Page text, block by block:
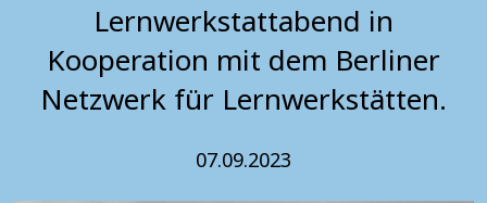
Lernwerkstattabend in
Kooperation mit dem Berliner
Netzwerk für Lernwerkstätten.
07.09.2023